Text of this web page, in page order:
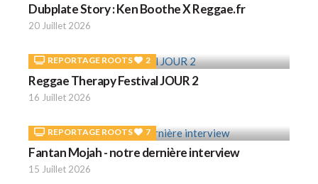
Dubplate Story : Ken Boothe X Reggae.fr
20 Juillet 2026
REPORTAGE ROOTS 2
Reggae Therapy Festival JOUR 2
16 Juillet 2026
REPORTAGE ROOTS 7
Fantan Mojah - notre dernière interview
15 Juillet 2026